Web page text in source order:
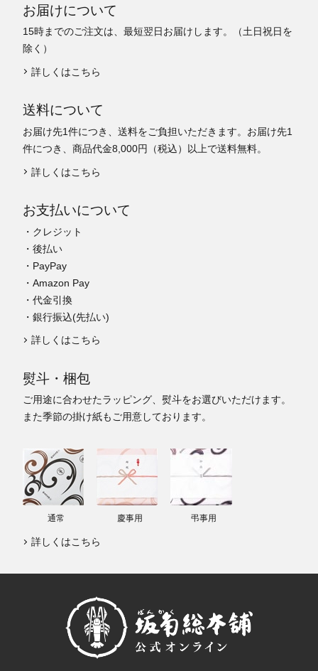
お届けについて
15時までのご注文は、最短翌日お届けします。（土日祝日を
除く）
詳しくはこちら
送料について
お届け先1件につき、送料をご負担いただきます。お届け先1
件につき、商品代金8,000円（税込）以上で送料無料。
詳しくはこちら
お支払いについて
・クレジット
・後払い
・PayPay
・Amazon Pay
・代金引換
・銀行振込(先払い)
詳しくはこちら
熨斗・梱包
ご用途に合わせたラッピング、熨斗をお選びいただけます。
また季節の掛け紙もご用意しております。
通常 慶事用 弔事用
詳しくはこちら